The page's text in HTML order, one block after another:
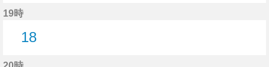
19時
18